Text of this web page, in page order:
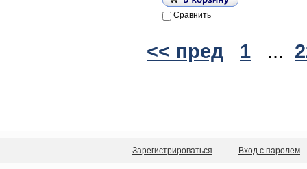
Сравнить
<< пред 1 ...
Зарегистрироваться Вход с паролем